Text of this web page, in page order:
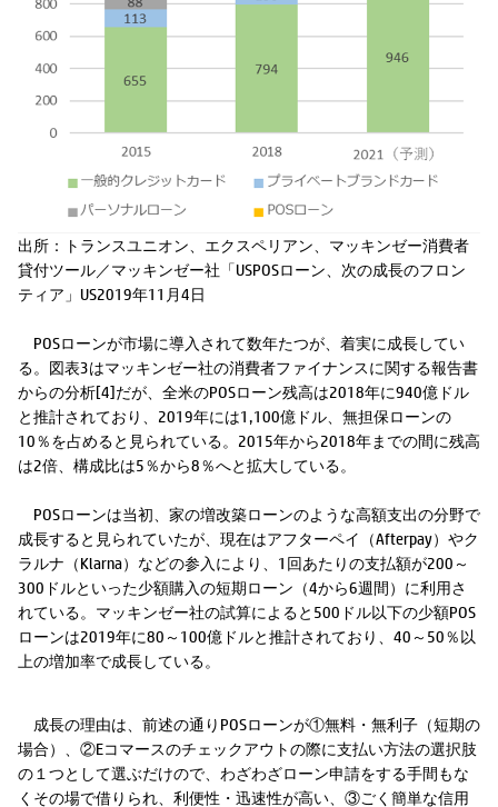
出所：トランスユニオン、エクスペリアン、マッキンゼー消費者
貸付ツール／マッキンゼー社「USPOSローン、次の成長のフロン
ティア」US2019年11月4日
POSローンが市場に導入されて数年たつが、着実に成長してい
る。図表3はマッキンゼー社の消費者ファイナンスに関する報告書
からの分析[4]だが、全米のPOSローン残高は2018年に940億ドル
と推計されており、2019年には1,100億ドル、無担保ローンの
10％を占めると見られている。2015年から2018年までの間に残高
は2倍、構成比は5％から8％へと拡大している。
POSローンは当初、家の増改築ローンのような高額支出の分野で
成長すると見られていたが、現在はアフターペイ（Afterpay）やク
ラルナ（Klarna）などの参入により、1回あたりの支払額が200～
300ドルといった少額購入の短期ローン（4から6週間）に利用さ
れている。マッキンゼー社の試算によると500ドル以下の少額POS
ローンは2019年に80～100億ドルと推計されており、40～50％以
上の増加率で成長している。
成長の理由は、前述の通りPOSローンが①無料・無利子（短期の
場合）、②Eコマースのチェックアウトの際に支払い方法の選択肢
の１つとして選ぶだけので、わざわざローン申請をする手間もな
くその場で借りられ、利便性・迅速性が高い、③ごく簡単な信用